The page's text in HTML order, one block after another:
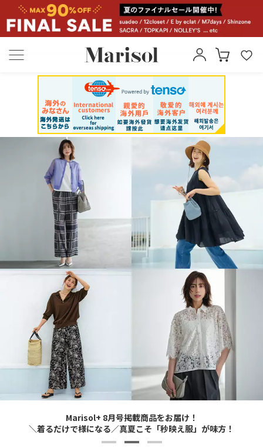
6/1 Mon. RELEASE！
どんなシーンでも涼やか＆素敵に 夏の洗練ワードローブこそマスト！
Marisol+ 9・10月号掲載商品をお届け！
「涼しい秋服」が欲しい！
Marisol+ 8月号掲載商品をお届け！
＼着るだけで様になる／真夏こそ「秒映え服」が味方！
6/1 Mon. RELEASE！
どんなシーンでも涼やか＆素敵に 夏の洗練ワードローブこそマスト！
Marisol+ 9・10月号掲載商品をお届け！
「涼しい秋服」が欲しい！